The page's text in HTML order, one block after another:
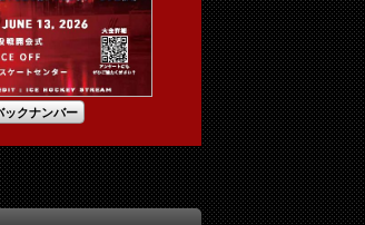
ックナンバー